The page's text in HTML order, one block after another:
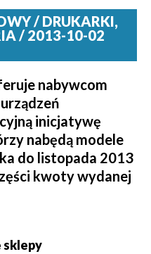
/ DRUKARKI,
/ 2013-10-02
nabywcom
inicjatywę
nabędą modele
do listopada 2013
kwoty wydanej
sklepy